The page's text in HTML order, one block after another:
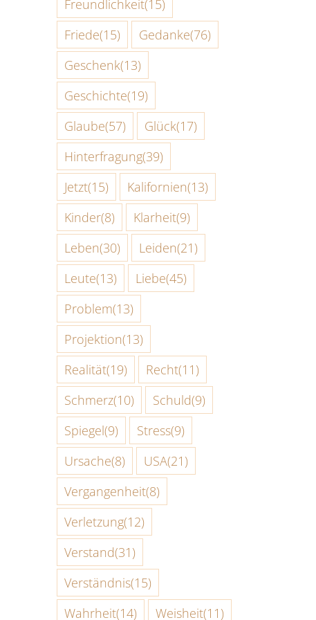
Freundlichkeit(15)
Friede(15) Gedanke(76)
Geschenk(13)
Geschichte(19)
Glaube(57) Glück(17)
Hinterfragung(39)
Jetzt(15) Kalifornien(13)
Kinder(8) Klarheit(9)
Leben(30) Leiden(21)
Leute(13) Liebe(45)
Problem(13)
Projektion(13)
Realität(19) Recht(11)
Schmerz(10) Schuld(9)
Spiegel(9) Stress(9)
Ursache(8) USA(21)
Vergangenheit(8)
Verletzung(12)
Verstand(31)
Verständnis(15)
Wahrheit(14) Weisheit(11)